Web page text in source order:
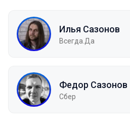
Илья Сазонов
Всегда.Да
Федор Сазонов
Сбер